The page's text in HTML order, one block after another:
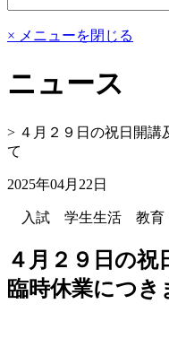
× メニューを閉じる
ニュース
> ４月２９日の祝日開講
て
2025年04月22日
入試 学生生活 教
４月２９日の祝
臨時休業につき